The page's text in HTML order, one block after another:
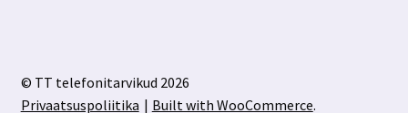
© TT telefonitarvikud 2026
Privaatsuspoliitika
Built with WooCommerce.